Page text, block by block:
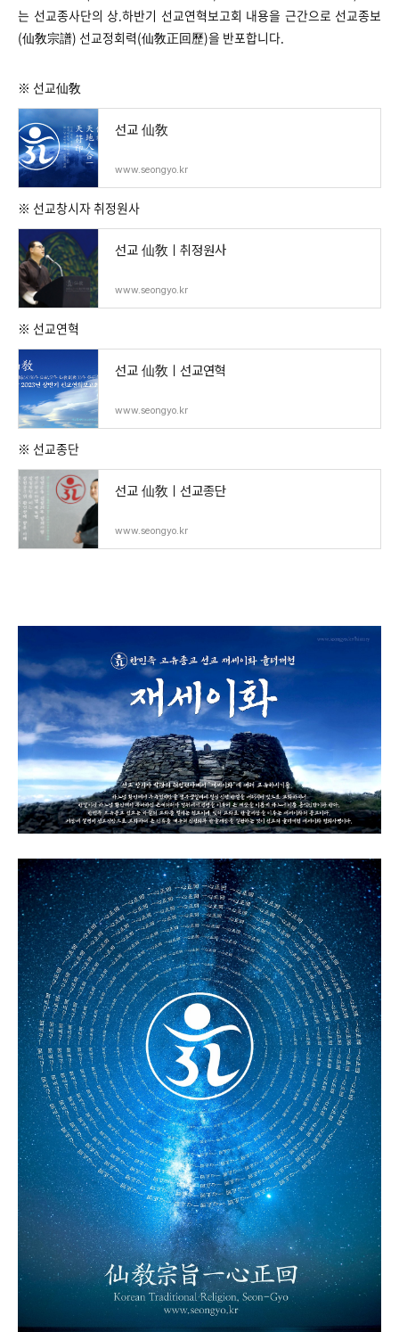
는 선교종사단의 상.하반기 선교연혁보고회 내용을 근간으로 선교종보
(仙敎宗譜) 선교정회력(仙敎正回歷)을 반포합니다.
※ 선교仙敎
선교 仙敎
www.seongyo.kr
※ 선교창시자 취정원사
선교 仙敎ㅣ취정원사
www.seongyo.kr
※ 선교연혁
선교 仙敎ㅣ선교연혁
www.seongyo.kr
※ 선교종단
선교 仙敎ㅣ선교종단
www.seongyo.kr